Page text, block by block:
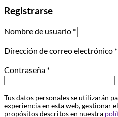
Registrarse
Nombre de usuario *Obligatorio
Dirección de correo electrónico *
Contraseña *Obligatorio
Tus datos personales se utilizarán
experiencia en esta web, gestionar
propósitos descritos en nuestra